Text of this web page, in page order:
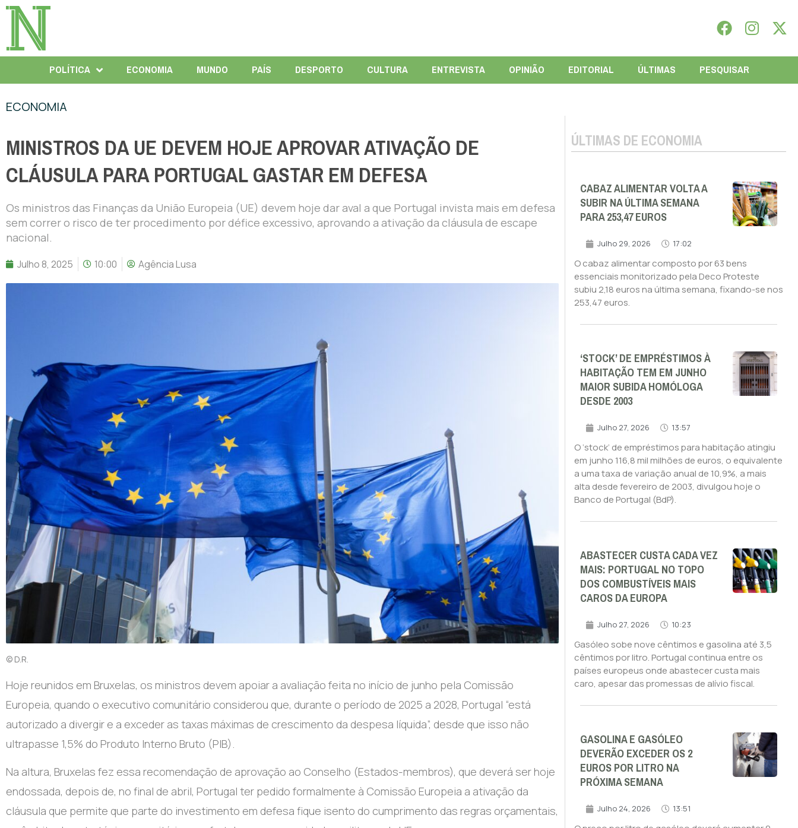
POLÍTICA ECONOMIA MUNDO PAÍS DESPORTO CULTURA ENTREVISTA OPINIÃO EDITORIAL ÚLTIMAS PESQUISAR
ECONOMIA
MINISTROS DA UE DEVEM HOJE APROVAR ATIVAÇÃO DE
CLÁUSULA PARA PORTUGAL GASTAR EM DEFESA
Os ministros das Finanças da União Europeia (UE) devem hoje dar aval a que Portugal invista mais em defesa
sem correr o risco de ter procedimento por défice excessivo, aprovando a ativação da cláusula de escape
nacional.
Julho 8, 2025 10:00 Agência Lusa
© D.R.
Hoje reunidos em Bruxelas, os ministros devem apoiar a avaliação feita no início de junho pela Comissão
Europeia, quando o executivo comunitário considerou que, durante o período de 2025 a 2028, Portugal “está
autorizado a divergir e a exceder as taxas máximas de crescimento da despesa líquida”, desde que isso não
ultrapasse 1,5% do Produto Interno Bruto (PIB).
Na altura, Bruxelas fez essa recomendação de aprovação ao Conselho (Estados-membros), que deverá ser hoje
endossada, depois de, no final de abril, Portugal ter pedido formalmente à Comissão Europeia a ativação da
cláusula que permite que parte do investimento em defesa fique isento do cumprimento das regras orçamentais,
ÚLTIMAS DE ECONOMIA
CABAZ ALIMENTAR VOLTA A
SUBIR NA ÚLTIMA SEMANA
PARA 253,47 EUROS
Julho 29, 2026 17:02
O cabaz alimentar composto por 63 bens
essenciais monitorizado pela Deco Proteste
subiu 2,18 euros na última semana, fixando-se nos
253,47 euros.
‘STOCK’ DE EMPRÉSTIMOS À
HABITAÇÃO TEM EM JUNHO
MAIOR SUBIDA HOMÓLOGA
DESDE 2003
Julho 27, 2026 13:57
O ‘stock’ de empréstimos para habitação atingiu
em junho 116,8 mil milhões de euros, o equivalente
a uma taxa de variação anual de 10,9%, a mais
alta desde fevereiro de 2003, divulgou hoje o
Banco de Portugal (BdP).
ABASTECER CUSTA CADA VEZ
MAIS: PORTUGAL NO TOPO
DOS COMBUSTÍVEIS MAIS
CAROS DA EUROPA
Julho 27, 2026 10:23
Gasóleo sobe nove cêntimos e gasolina até 3,5
cêntimos por litro. Portugal continua entre os
países europeus onde abastecer custa mais
caro, apesar das promessas de alívio fiscal.
GASOLINA E GASÓLEO
DEVERÃO EXCEDER OS 2
EUROS POR LITRO NA
PRÓXIMA SEMANA
Julho 24, 2026 13:51